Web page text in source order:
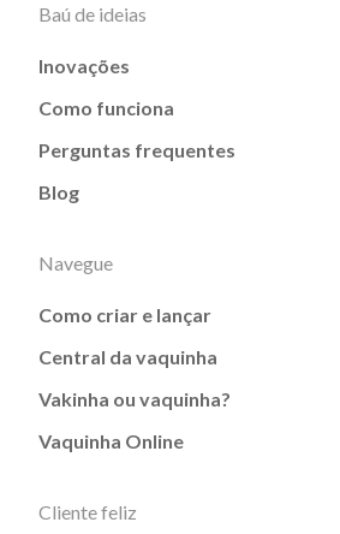
Baú de ideias
Inovações
Como funciona
Perguntas frequentes
Blog
Navegue
Como criar e lançar
Central da vaquinha
Vakinha ou vaquinha?
Vaquinha Online
Cliente feliz